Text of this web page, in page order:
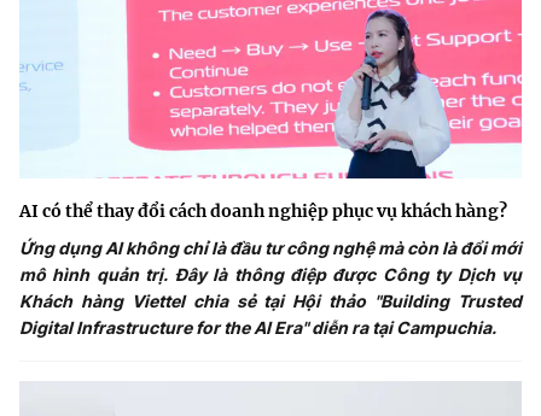
AI có thể thay đổi cách doanh nghiệp phục vụ khách hàng?
Ứng dụng AI không chỉ là đầu tư công nghệ mà còn là đổi mới
mô hình quản trị. Đây là thông điệp được Công ty Dịch vụ
Khách hàng Viettel chia sẻ tại Hội thảo "Building Trusted
Digital Infrastructure for the AI Era" diễn ra tại Campuchia.